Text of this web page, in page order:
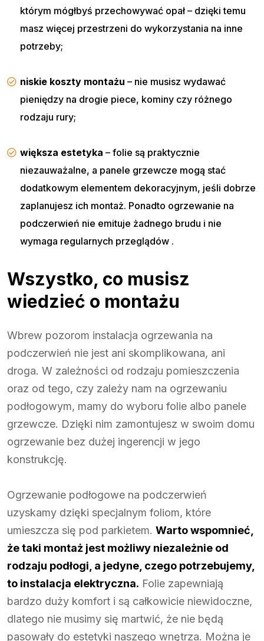
którym mógłbyś przechowywać opał – dzięki temu
masz więcej przestrzeni do wykorzystania na inne
potrzeby;
niskie koszty montażu – nie musisz wydawać
pieniędzy na drogie piece, kominy czy różnego
rodzaju rury;
większa estetyka – folie są praktycznie
niezauważalne, a panele grzewcze mogą stać
dodatkowym elementem dekoracyjnym, jeśli dobrze
zaplanujesz ich montaż. Ponadto ogrzewanie na
podczerwień nie emituje żadnego brudu i nie
wymaga regularnych przeglądów .
Wszystko, co musisz
wiedzieć o montażu
Wbrew pozorom instalacja ogrzewania na
podczerwień nie jest ani skomplikowana, ani
droga. W zależności od rodzaju pomieszczenia
oraz od tego, czy zależy nam na ogrzewaniu
podłogowym, mamy do wyboru folie albo panele
grzewcze. Dzięki nim zamontujesz w swoim domu
ogrzewanie bez dużej ingerencji w jego
konstrukcję.
Ogrzewanie podłogowe na podczerwień
uzyskamy dzięki specjalnym foliom, które
umieszcza się pod parkietem. Warto wspomnieć,
że taki montaż jest możliwy niezależnie od
rodzaju podłogi, a jedyne, czego potrzebujemy,
to instalacja elektryczna. Folie zapewniają
bardzo duży komfort i są całkowicie niewidoczne,
dlatego nie musimy się martwić, że nie będą
pasowały do estetyki naszego wnętrza. Można je